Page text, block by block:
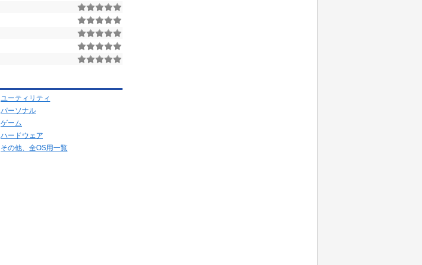
ユーティリティ
パーソナル
ゲーム
ハードウェア
その他、全OS用一覧